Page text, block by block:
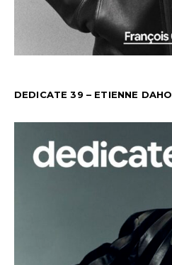
DEDICATE 39 – ETIENNE DAHO